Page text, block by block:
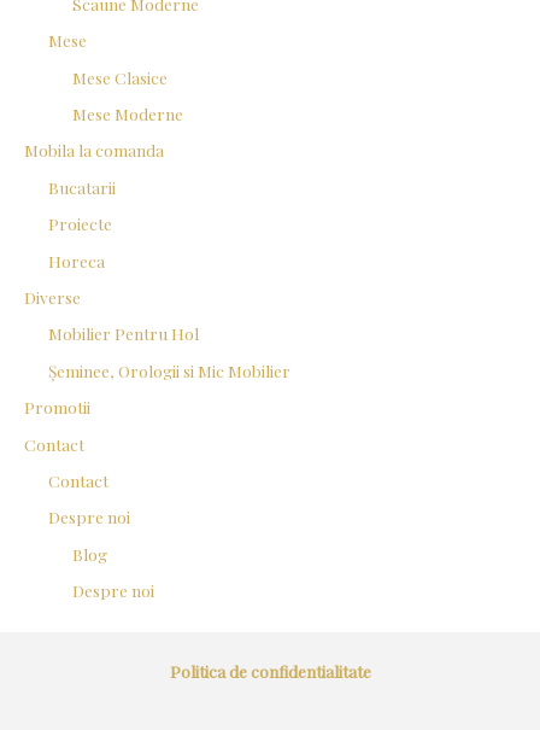
Mese
Mese Clasice
Mese Moderne
Mobila la comanda
Bucatarii
Proiecte
Horeca
Diverse
Mobilier Pentru Hol
Șeminee, Orologii si Mic Mobilier
Promotii
Contact
Contact
Despre noi
Blog
Despre noi
Politica de confidentialitate